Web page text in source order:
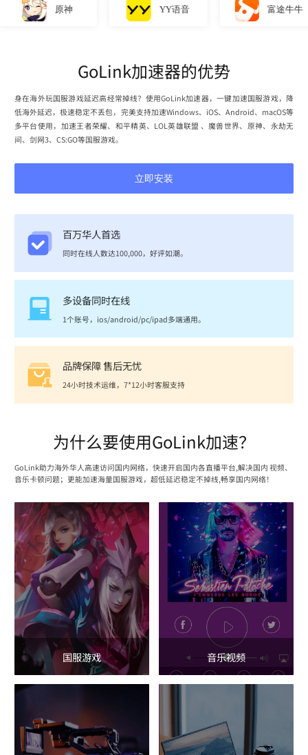
YY语音 富途牛牛
GoLink加速器的优势
身在海外玩国服游戏延迟高经常掉线？使用GoLink加速器，一键加速国服游戏，降
低海外延迟，极速稳定不丢包，完美支持加速Windows、iOS、Android、macOS等
多平台使用，加速王者荣耀、和平精英、LOL英雄联盟 、魔兽世界、原神、永劫无
间、剑网3、CS:GO等国服游戏。
立即安装
百万华人首选
同时在线人数达100,000，好评如潮。
多设备同时在线
1个账号，ios/android/pc/ipad多端通用。
品牌保障 售后无忧
24小时技术运维，7*12小时客服支持
为什么要使用GoLink加速？
GoLink助力海外华人高速访问国内网络，快速开启国内各直播平台,解决国内 视频、
音乐卡顿问题；更能加速海量国服游戏，超低延迟稳定不掉线,畅享国内网络！
国服游戏 音乐视频